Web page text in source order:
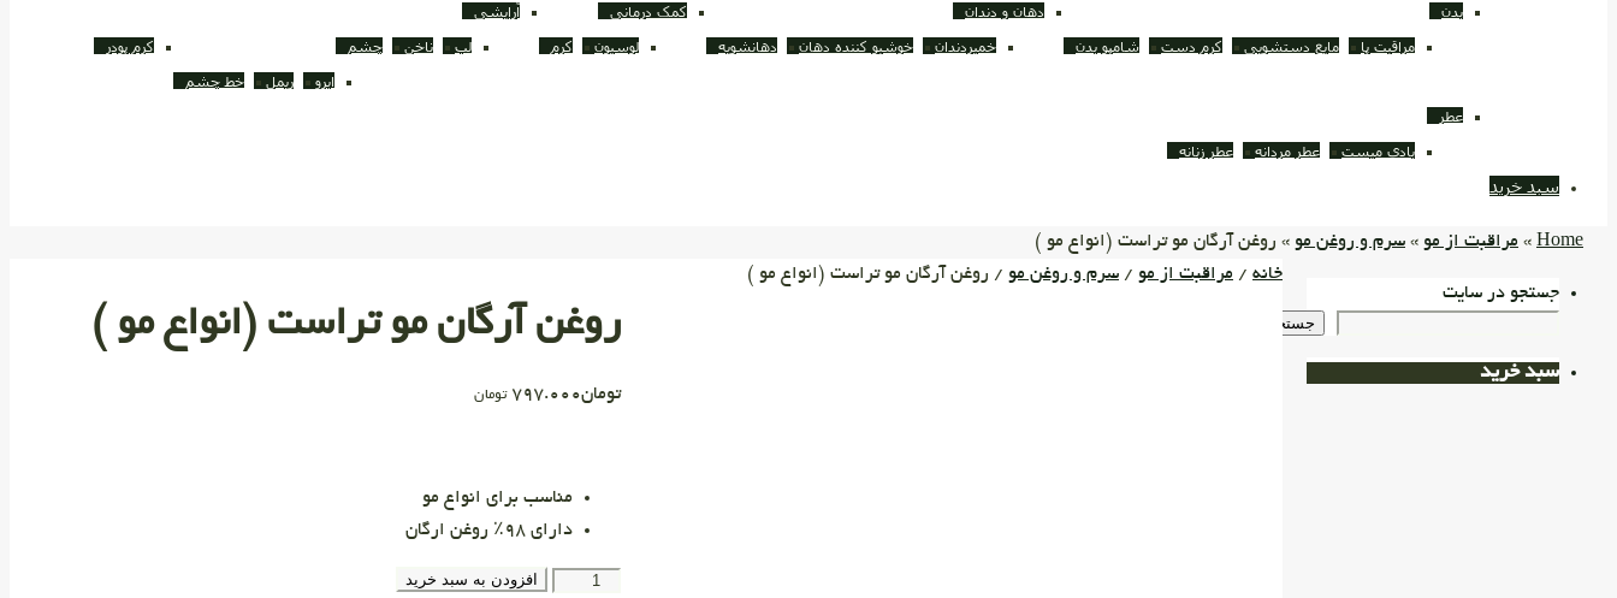
بدن
مراقبت پا مایع دستشویی کرم دست شامپو بدن
دهان و دندان
خمیردندان خوشبو کننده دهان دهانشویه
کمک درمانی
لوسیون کرم
آرایشی
لب ناخن چشم
ابرو ریمل خط چشم
کرم پودر
عطر
بادی میست عطر مردانه عطر زنانه
سبد خرید
Home
» مراقبت از مو » سرم و روغن مو » روغن آرگان مو تراست (انواع مو )
خانه / مراقبت از مو / سرم و روغن مو / روغن آرگان مو تراست (انواع مو )
روغن آرگان مو تراست (انواع مو )
تومان797.000 تومان
مناسب برای انواع مو
دارای ۹۸٪ روغن ارگان
افزودن به سبد خرید
جستجو در سایت
جستجو
سبد خرید